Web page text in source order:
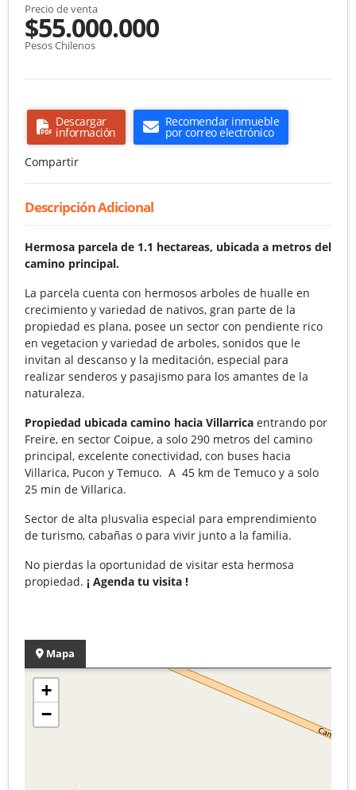
Precio de venta
$55.000.000
Pesos Chilenos
Descargar
información
Recomendar inmueble
por correo electrónico
Compartir
Descripción Adicional
Hermosa parcela de 1.1 hectareas, ubicada a metros del
camino principal.
La parcela cuenta con hermosos arboles de hualle en
crecimiento y variedad de nativos, gran parte de la
propiedad es plana, posee un sector con pendiente rico
en vegetacion y variedad de arboles, sonidos que le
invitan al descanso y la meditación, especial para
realizar senderos y pasajismo para los amantes de la
naturaleza.
Propiedad ubicada camino hacia Villarrica entrando por
Freire, en sector Coipue, a solo 290 metros del camino
principal, excelente conectividad, con buses hacia
Villarica, Pucon y Temuco. A 45 km de Temuco y a solo
25 min de Villarica.
Sector de alta plusvalia especial para emprendimiento
de turismo, cabañas o para vivir junto a la familia.
No pierdas la oportunidad de visitar esta hermosa
propiedad. ¡ Agenda tu visita !
Mapa
+
−